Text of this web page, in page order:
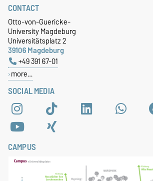
SOCIAL MEDIA
CONTACT
Otto-von-Guericke-
University Magdeburg
Universitätsplatz 2
39106 Magdeburg
+49 391 67-01
more…
CAMPUS